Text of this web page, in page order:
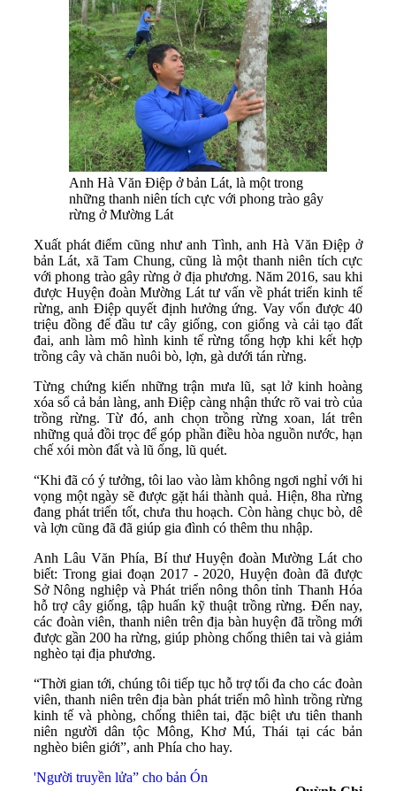
Anh Hà Văn Điệp ở bản Lát, là một trong
những thanh niên tích cực với phong trào gây
rừng ở Mường Lát
Xuất phát điểm cũng như anh Tình, anh Hà Văn Điệp ở
bản Lát, xã Tam Chung, cũng là một thanh niên tích cực
với phong trào gây rừng ở địa phương. Năm 2016, sau khi
được Huyện đoàn Mường Lát tư vấn về phát triển kinh tế
rừng, anh Điệp quyết định hưởng ứng. Vay vốn được 40
triệu đồng để đầu tư cây giống, con giống và cải tạo đất
đai, anh làm mô hình kinh tế rừng tổng hợp khi kết hợp
trồng cây và chăn nuôi bò, lợn, gà dưới tán rừng.
Từng chứng kiến những trận mưa lũ, sạt lở kinh hoàng
xóa sổ cả bản làng, anh Điệp càng nhận thức rõ vai trò của
trồng rừng. Từ đó, anh chọn trồng rừng xoan, lát trên
những quả đồi trọc để góp phần điều hòa nguồn nước, hạn
chế xói mòn đất và lũ ống, lũ quét.
“Khi đã có ý tưởng, tôi lao vào làm không ngơi nghỉ với hi
vọng một ngày sẽ được gặt hái thành quả. Hiện, 8ha rừng
đang phát triển tốt, chưa thu hoạch. Còn hàng chục bò, dê
và lợn cũng đã đã giúp gia đình có thêm thu nhập.
Anh Lâu Văn Phía, Bí thư Huyện đoàn Mường Lát cho
biết: Trong giai đoạn 2017 - 2020, Huyện đoàn đã được
Sở Nông nghiệp và Phát triển nông thôn tỉnh Thanh Hóa
hỗ trợ cây giống, tập huấn kỹ thuật trồng rừng. Đến nay,
các đoàn viên, thanh niên trên địa bàn huyện đã trồng mới
được gần 200 ha rừng, giúp phòng chống thiên tai và giảm
nghèo tại địa phương.
“Thời gian tới, chúng tôi tiếp tục hỗ trợ tối đa cho các đoàn
viên, thanh niên trên địa bàn phát triển mô hình trồng rừng
kinh tế và phòng, chống thiên tai, đặc biệt ưu tiên thanh
niên người dân tộc Mông, Khơ Mú, Thái tại các bản
nghèo biên giới”, anh Phía cho hay.
'Người truyền lửa” cho bản Ón